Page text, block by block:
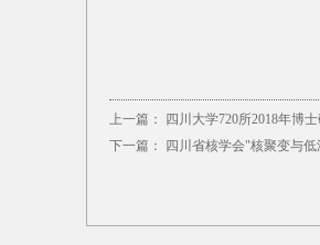
上一篇：
四川大学720所2018年博
下一篇：
四川省核学会"核聚变与